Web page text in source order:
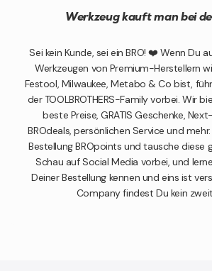
Werkzeug kauft man bei
Sei kein Kunde, sei ein BRO! ❤️ Wenn Du
Werkzeugen von Premium-Herstellern
Festool, Milwaukee, Metabo & Co bist,
der TOOLBROTHERS-Family vorbei. Wir
beste Preise, GRATIS Geschenke,
BROdeals, persönlichen Service und
Bestellung BROpoints und tausche diese
Schau auf Social Media vorbei, und
Deiner Bestellung kennen und eins ist
Company findest Du kein